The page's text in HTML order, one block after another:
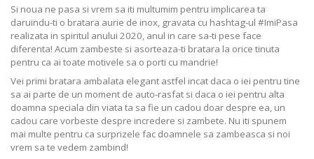
Si noua ne pasa si vrem sa iti multumim pentru implicarea ta
daruindu-ti o bratara aurie de inox, gravata cu hashtag-ul #ImiPasa
realizata in spiritul anului 2020, anul in care sa-ti pese face
diferenta! Acum zambeste si asorteaza-ti bratara la orice tinuta
pentru ca ai toate motivele sa o porti cu mandrie!
Vei primi bratara ambalata elegant astfel incat daca o iei pentru tine
sa ai parte de un moment de auto-rasfat si daca o iei pentru alta
doamna speciala din viata ta sa fie un cadou doar despre ea, un
cadou care vorbeste despre incredere si zambete. Nu iti spunem
mai multe pentru ca surprizele fac doamnele sa zambeasca si noi
vrem sa te vedem zambind!